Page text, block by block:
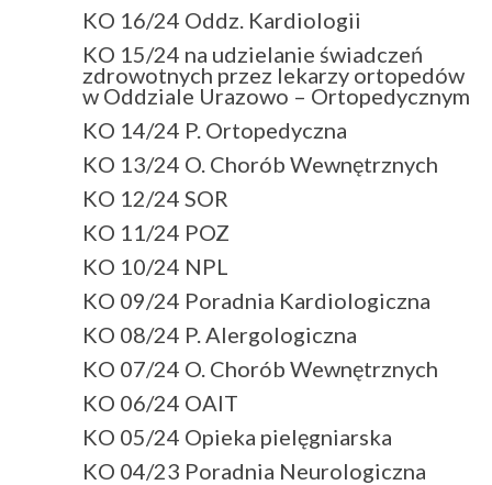
KO 16/24 Oddz. Kardiologii
KO 15/24 na udzielanie świadczeń
zdrowotnych przez lekarzy ortopedów
w Oddziale Urazowo – Ortopedycznym
KO 14/24 P. Ortopedyczna
KO 13/24 O. Chorób Wewnętrznych
KO 12/24 SOR
KO 11/24 POZ
KO 10/24 NPL
KO 09/24 Poradnia Kardiologiczna
KO 08/24 P. Alergologiczna
KO 07/24 O. Chorób Wewnętrznych
KO 06/24 OAIT
KO 05/24 Opieka pielęgniarska
KO 04/23 Poradnia Neurologiczna